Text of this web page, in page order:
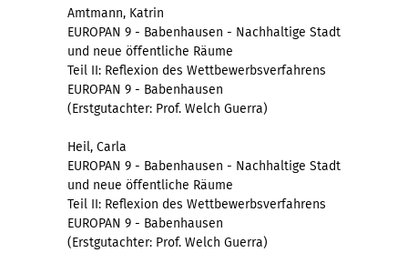
Amtmann, Katrin
EUROPAN 9 - Babenhausen - Nachhaltige Stadt
und neue öffentliche Räume
Teil II: Reflexion des Wettbewerbsverfahrens
EUROPAN 9 - Babenhausen
(Erstgutachter: Prof. Welch Guerra)
Heil, Carla
EUROPAN 9 - Babenhausen - Nachhaltige Stadt
und neue öffentliche Räume
Teil II: Reflexion des Wettbewerbsverfahrens
EUROPAN 9 - Babenhausen
(Erstgutachter: Prof. Welch Guerra)